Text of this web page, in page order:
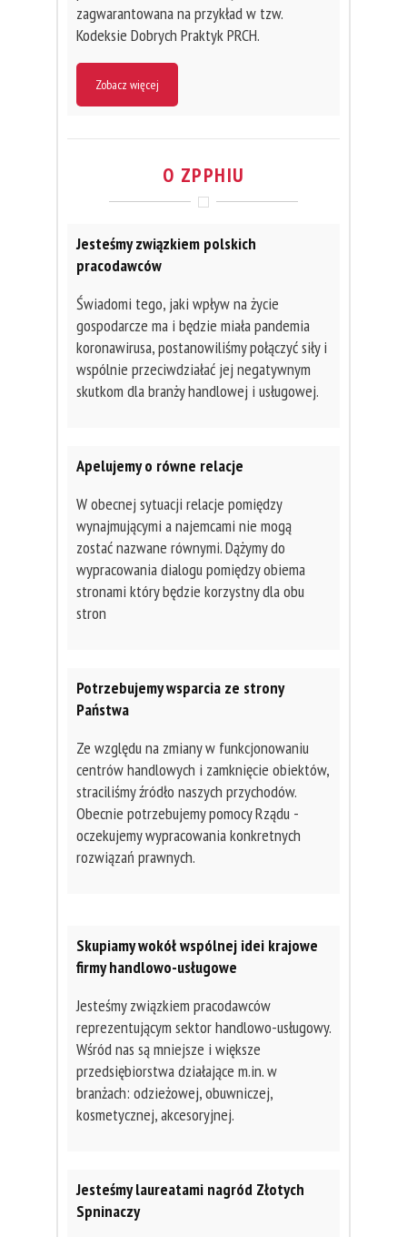
zagwarantowana na przykład w tzw.
Kodeksie Dobrych Praktyk PRCH.
Zobacz więcej
O ZPPHIU
Jesteśmy związkiem polskich
pracodawców
Świadomi tego, jaki wpływ na życie
gospodarcze ma i będzie miała pandemia
koronawirusa, postanowiliśmy połączyć siły i
wspólnie przeciwdziałać jej negatywnym
skutkom dla branży handlowej i usługowej.
Apelujemy o równe relacje
W obecnej sytuacji relacje pomiędzy
wynajmującymi a najemcami nie mogą
zostać nazwane równymi. Dążymy do
wypracowania dialogu pomiędzy obiema
stronami który będzie korzystny dla obu
stron
Potrzebujemy wsparcia ze strony
Państwa
Ze względu na zmiany w funkcjonowaniu
centrów handlowych i zamknięcie obiektów,
straciliśmy źródło naszych przychodów.
Obecnie potrzebujemy pomocy Rządu -
oczekujemy wypracowania konkretnych
rozwiązań prawnych.
Skupiamy wokół wspólnej idei krajowe
firmy handlowo-usługowe
Jesteśmy związkiem pracodawców
reprezentującym sektor handlowo-usługowy.
Wśród nas są mniejsze i większe
przedsiębiorstwa działające m.in. w
branżach: odzieżowej, obuwniczej,
kosmetycznej, akcesoryjnej.
Jesteśmy laureatami nagród Złotych
Spninaczy